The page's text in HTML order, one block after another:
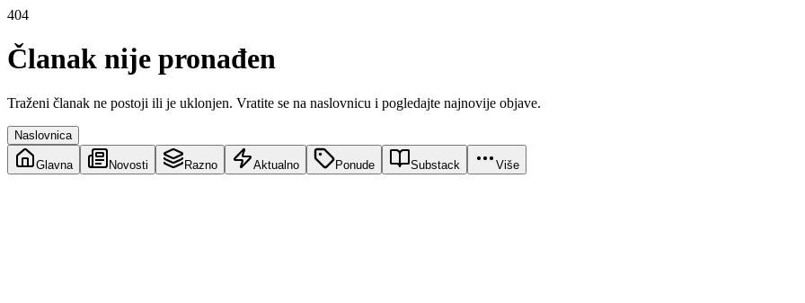
404
Članak nije pronađen
Traženi članak ne postoji ili je uklonjen. Vratite se na naslovnicu i pogledajte najnovije objave.
Naslovnica
Glavna Novosti Razno Aktualno Ponude Substack Više